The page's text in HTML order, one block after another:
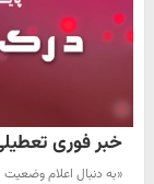
خبر فوری